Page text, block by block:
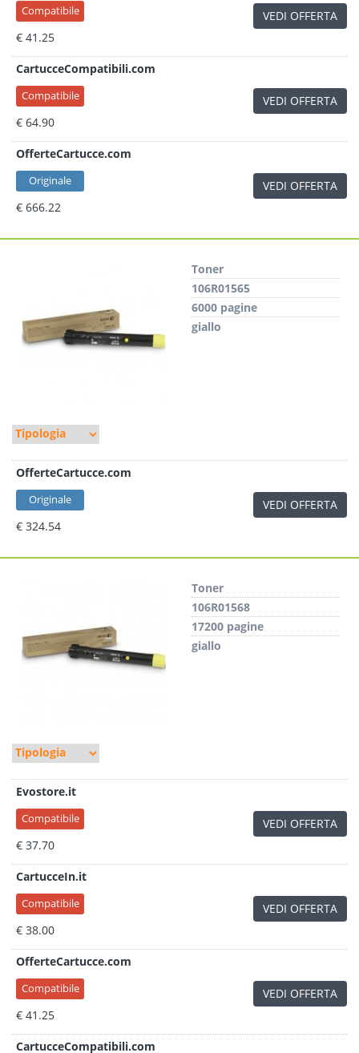
Compatibile
€ 41.25
VEDI OFFERTA
CartucceCompatibili.com
Compatibile
€ 64.90
VEDI OFFERTA
OfferteCartucce.com
Originale
€ 666.22
VEDI OFFERTA
Toner
106R01565
6000 pagine
giallo
OfferteCartucce.com
Originale
€ 324.54
VEDI OFFERTA
Toner
106R01568
17200 pagine
giallo
Evostore.it
Compatibile
€ 37.70
VEDI OFFERTA
CartucceIn.it
Compatibile
€ 38.00
VEDI OFFERTA
OfferteCartucce.com
Compatibile
€ 41.25
VEDI OFFERTA
CartucceCompatibili.com